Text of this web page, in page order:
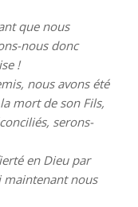
que nous
nous donc
!
nous avons été
mort de son Fils,
serons-
en Dieu par
maintenant nous